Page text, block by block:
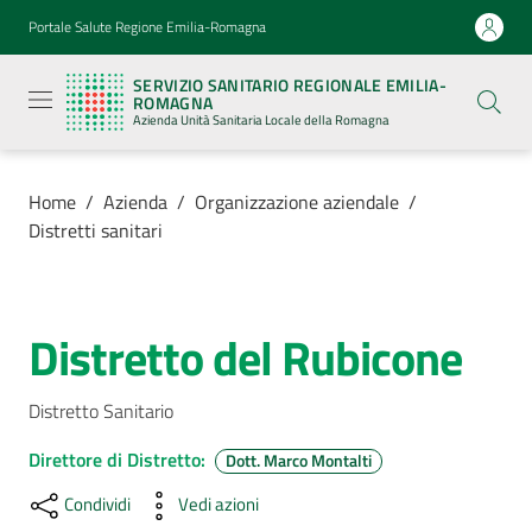
Vai al contenuto
Vai alla navigazione
Vai al footer
Portale Salute Regione Emilia-Romagna
SERVIZIO SANITARIO REGIONALE EMILIA-
ROMAGNA
Azienda Unità Sanitaria Locale della Romagna
Sanitario
Regionale
Emilia-
Romagna
Azienda
Sanitaria
Locale della
Romagna
Menu selezionato
Luoghi
cura
Home / Azienda / Organizzazione aziendale /
Distretti sanitari
Salta al contenuto
Distretto del Rubicone
Distretto Sanitario
Direttore di Distretto: Dott. Marco Montalti
Condividi Vedi azioni